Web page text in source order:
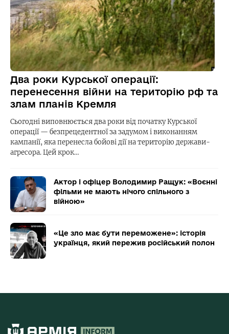
Два роки Курської операції:
перенесення війни на територію рф та
злам планів Кремля
Сьогодні виповнюється два роки від початку Курської
операції — безпрецедентної за задумом і виконанням
кампанії, яка перенесла бойові дії на територію держави-
агресора. Цей крок…
Актор і офіцер Володимир Ращук: «Воєнні
фільми не мають нічого спільного з
війною»
«Це зло має бути переможене»: історія
українця, який пережив російський полон